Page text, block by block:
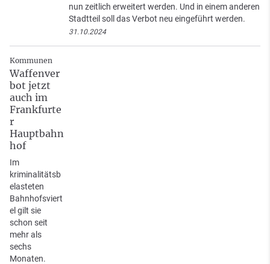
nun zeitlich erweitert werden. Und in einem anderen
Stadtteil soll das Verbot neu eingeführt werden.
31.10.2024
Kommunen
Waffenver
bot jetzt
auch im
Frankfurte
r
Hauptbahn
hof
Im
kriminalitätsb
elasteten
Bahnhofsviert
el gilt sie
schon seit
mehr als
sechs
Monaten.